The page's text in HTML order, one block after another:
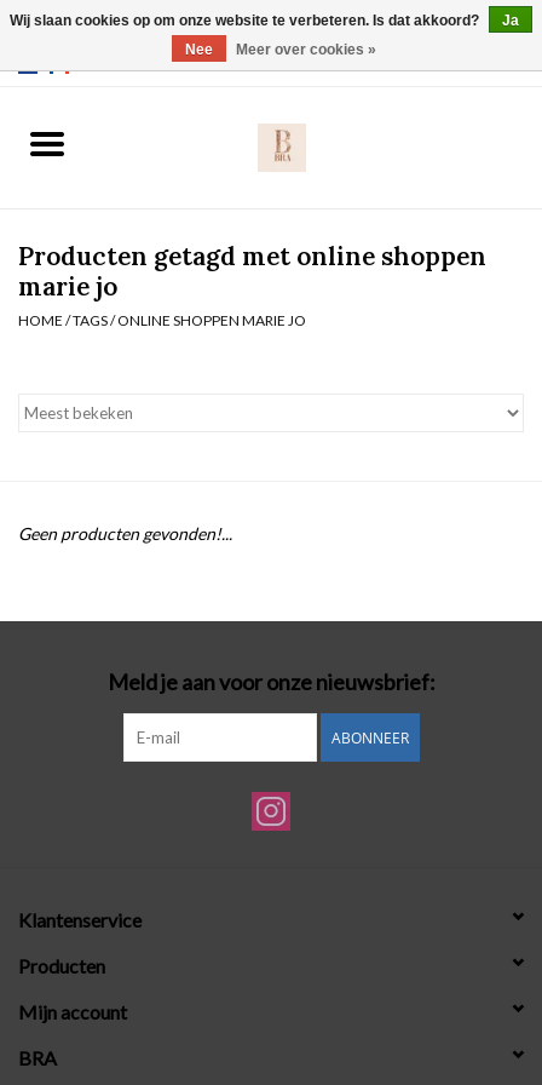
Slip
Body
Homewear
Producten getagd met online shoppen
marie jo
HOME /TAGS/ONLINE SHOPPEN MARIE JO
Geen producten gevonden!...
Meld je aan voor onze nieuwsbrief:
ABONNEER
Klantenservice
Producten
Mijn account
BRA
Wij slaan cookies op om onze website te verbeteren. Is dat akkoord?
Ja
Nee
Meer over cookies »
Webshop werkt met EU maten. .